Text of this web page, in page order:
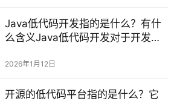
Java低代码开发指的是什么？有什
么含义Java低代码开发对于开发者
2026年1月12日
开源的低代码平台指的是什么？它